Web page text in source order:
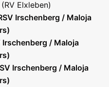
Elxleben)
Irschenberg / Maloja
Irschenberg / Maloja
Irschenberg / Maloja